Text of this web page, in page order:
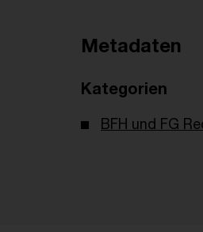
Metadaten
Kategorien
BFH und FG